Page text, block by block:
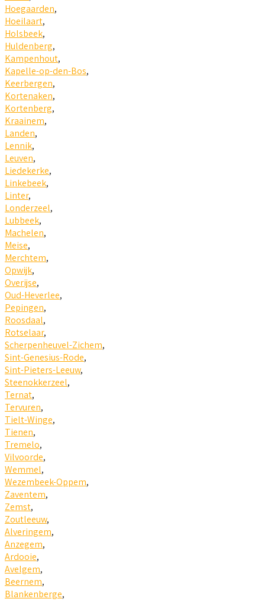
Hoegaarden,
Hoeilaart,
Holsbeek,
Huldenberg,
Kampenhout,
Kapelle-op-den-Bos,
Keerbergen,
Kortenaken,
Kortenberg,
Kraainem,
Landen,
Lennik,
Leuven,
Liedekerke,
Linkebeek,
Linter,
Londerzeel,
Lubbeek,
Machelen,
Meise,
Merchtem,
Opwijk,
Overijse,
Oud-Heverlee,
Pepingen,
Roosdaal,
Rotselaar,
Scherpenheuvel-Zichem,
Sint-Genesius-Rode,
Sint-Pieters-Leeuw,
Steenokkerzeel,
Ternat,
Tervuren,
Tielt-Winge,
Tienen,
Tremelo,
Vilvoorde,
Wemmel,
Wezembeek-Oppem,
Zaventem,
Zemst,
Zoutleeuw,
Alveringem,
Anzegem,
Ardooie,
Avelgem,
Beernem,
Blankenberge,